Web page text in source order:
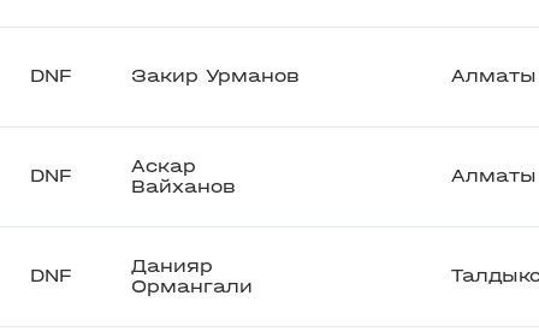
DNF Закир Урманов Алматы
DNF
Аскар
Вайханов
Алматы
DNF
Данияр
Ормангали